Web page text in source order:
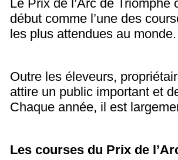
Le Prix de l’Arc de
début comme l’une des
les plus attendues au monde.
Outre les éleveurs,
attire un public important et
Chaque année, il est
Les courses du Prix de